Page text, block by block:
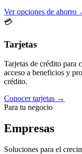
Ver opciones de ahorro
💳
Tarjetas
Tarjetas de crédito para
acceso a beneficios y
crédito.
Conocer tarjetas →
Para tu negocio
Empresas
Soluciones para el